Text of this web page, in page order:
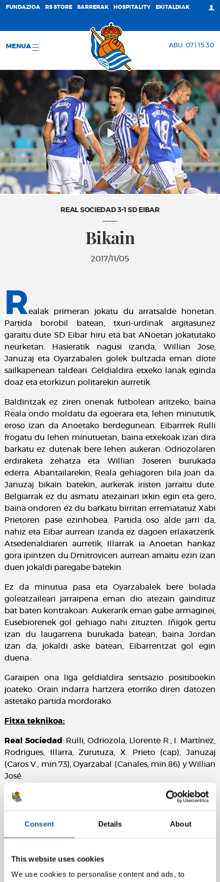
Consent Details About
This website uses cookies
We use cookies to personalise content and ads, to
FUNDAZIOA RS STORE SARRERAK HOSPITALITY EKITALDIAK
MENUA ABU. 07 | 15:30
REAL SOCIEDAD 3-1 SD EIBAR
Bikain
2017/11/05
Realak primeran jokatu du arratsalde honetan.
Partida borobil batean, txuri-urdinak argitasunez
garaitu dute SD Eibar hiru eta bat ANoetan jokatutako
neurketan. Hasieratik nagusi izanda, Willian Jose,
Januzaj eta Oyarzabalen golek bultzada eman diote
sailkapenean taldeari. Geldialdira etxeko lanak eginda
doaz eta etorkizun politarekin aurretik.
Baldintzak ez ziren onenak futbolean aritzeko, baina
Reala ondo moldatu da egoerara eta, lehen minututik,
eroso izan da Anoetako berdegunean. Eibarrrek Rulli
frogatu du lehen minutuetan, baina etxekoak izan dira
barkatu ez dutenak bere lehen aukeran. Odriozolaren
erdiraketa zehatza eta Willian Joseren burukada
ederra. Abantailarekin, Reala gehiagoren bila joan da.
Januzaj bikain batekin, aurkerak iristen jarraitu dute.
Belgiarrak ez du asmatu atezainari ixkin egin eta gero,
baina ondoren ez du barkatu birritan errematatuz Xabi
Prietoren pase ezinhobea. Partida oso alde jarri da,
nahiz eta Eibar aurrean izanda ez dagoen erlaxatzerik.
Atsedenaldiaren aurretik, Illarrak ia Anoetan hankaz
gora ipintzen du Dmitrovicen aurrean amaitu ezin izan
duen jokaldi paregabe batekin.
Ez da minutua pasa eta Oyarzabalek bere bolada
goleatzaileari jarraipena eman dio atezain gaindituz
bat baten kontrakoan. Aukerarik eman gabe armaginei,
Eusebiorenek gol gehiago nahi zituzten. Iñigok gertu
izan du laugarrena burukada batean, baina Jordan
izan da, jokaldi aske batean, Eibarrentzat gol egin
duena.
Garaipen ona liga geldialdira sentsazio positiboekin
joateko. Orain indarra hartzera etorriko diren datozen
astetako partida mordorako.
Fitxa teknikoa:
Real Sociedad: Rulli, Odriozola, Llorente R., I. Martínez,
Rodrigues, Illarra, Zurutuza, X. Prieto (cap), Januzaj
(Caros V., min.73), Oyarzabal (Canales, min.86) y Willian
José.
SD Eibar
: Dmitrovic, Capa, Gálvez, David Lombán
min.85), Inui, Kike G. (I. Sarriegi, min.60) y Sergi Enrich.
Golak: 1-0: Willian J., min.12. 2-0: Januzaj, min.27. 3-0:
Epailea: Trujillo Suárez. Txartel horiak David Lombán,